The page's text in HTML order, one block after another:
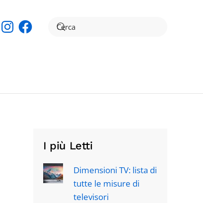
InstagramFacebook
I più Letti
Dimensioni TV: lista di
tutte le misure di
televisori